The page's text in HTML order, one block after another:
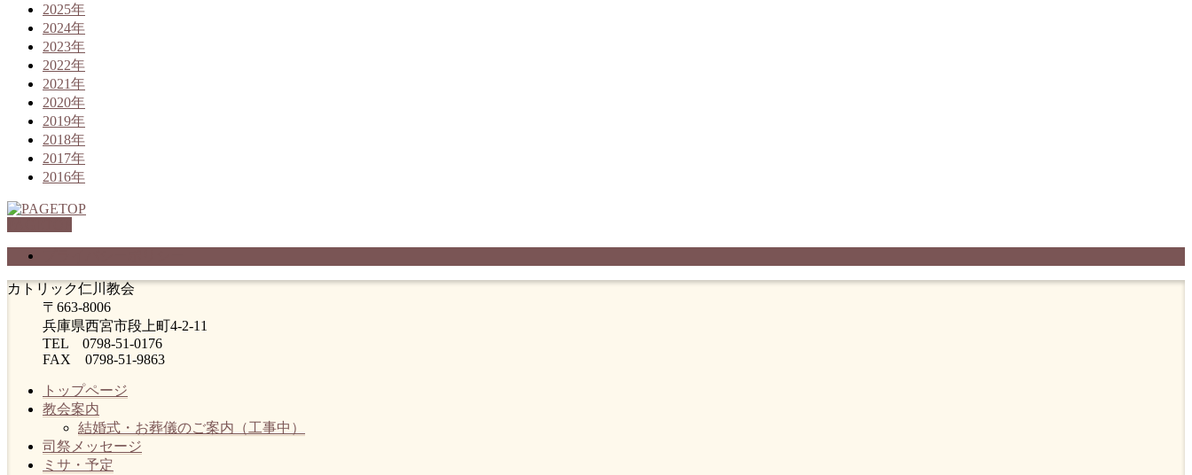
2025年
2024年
2023年
2022年
2021年
2020年
2019年
2018年
2017年
2016年
カトリック仁川教会
〒663-8006
兵庫県西宮市段上町4-2-11
TEL 0798-51-0176
FAX 0798-51-9863
トップページ
教会案内
結婚式・お葬儀のご案内（工事中）
司祭メッセージ
ミサ・予定